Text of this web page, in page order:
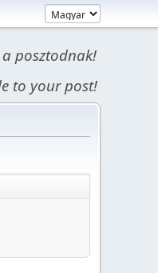
posztodnak!
to your post!